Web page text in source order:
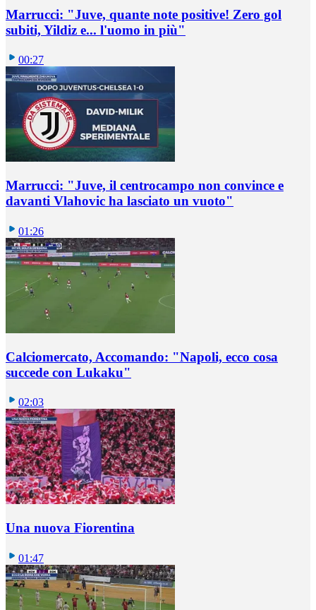
Marrucci: "Juve, quante note positive! Zero gol
subiti, Yildiz e... l'uomo in più"
00:27
Marrucci: "Juve, il centrocampo non convince e
davanti Vlahovic ha lasciato un vuoto"
01:26
Calciomercato, Accomando: "Napoli, ecco cosa
succede con Lukaku"
02:03
Una nuova Fiorentina
01:47